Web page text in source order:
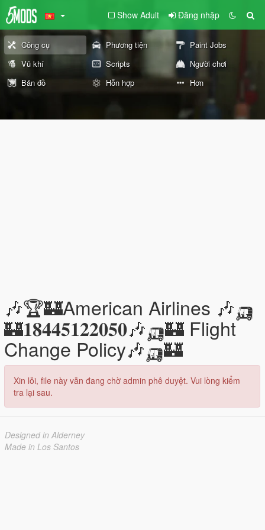
Show Adult Đăng nhập
Công cụ Phương tiện
Paint Jobs
Vũ khí
Scripts
Người chơi
Bản đồ
Hỗn hợp Hơn
🎶🏆🏰American Airlines 🎶🛺
🏰𝟏𝟖𝟒𝟒𝟓𝟏𝟐𝟐𝟎𝟓𝟎🎶🛺🏰 Flight
Change Policy🎶🛺🏰
Xin lỗi, file này vẫn đang chờ admin phê duyệt. Vui lòng kiểm
tra lại sau.
Designed in Alderney
Made in Los Santos